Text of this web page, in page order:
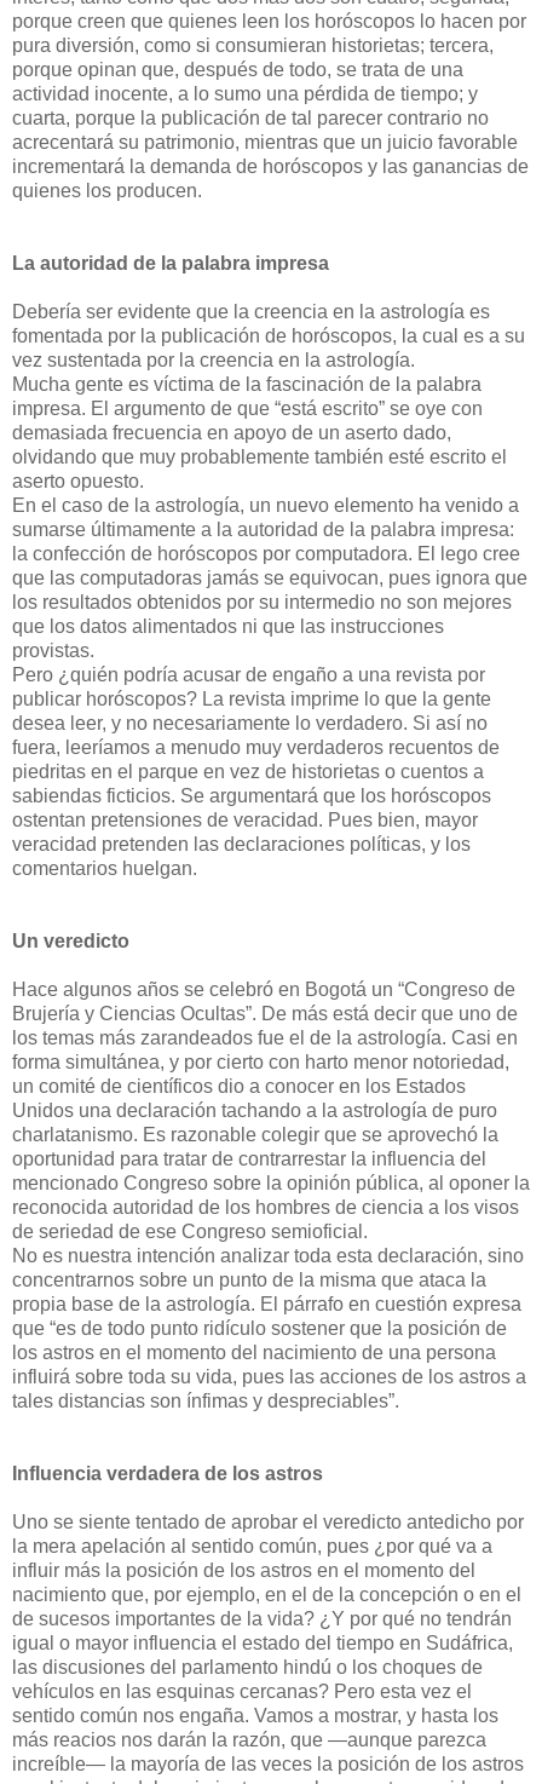
porque creen que quienes leen los horóscopos lo hacen por
pura diversión, como si consumieran historietas; tercera,
porque opinan que, después de todo, se trata de una
actividad inocente, a lo sumo una pérdida de tiempo; y
cuarta, porque la publicación de tal parecer contrario no
acrecentará su patrimonio, mientras que un juicio favorable
incrementará la demanda de horóscopos y las ganancias de
quienes los producen.
La autoridad de la palabra impresa
Debería ser evidente que la creencia en la astrología es
fomentada por la publicación de horóscopos, la cual es a su
vez sustentada por la creencia en la astrología.
Mucha gente es víctima de la fascinación de la palabra
impresa. El argumento de que “está escrito” se oye con
demasiada frecuencia en apoyo de un aserto dado,
olvidando que muy probablemente también esté escrito el
aserto opuesto.
En el caso de la astrología, un nuevo elemento ha venido a
sumarse últimamente a la autoridad de la palabra impresa:
la confección de horóscopos por computadora. El lego cree
que las computadoras jamás se equivocan, pues ignora que
los resultados obtenidos por su intermedio no son mejores
que los datos alimentados ni que las instrucciones
provistas.
Pero ¿quién podría acusar de engaño a una revista por
publicar horóscopos? La revista imprime lo que la gente
desea leer, y no necesariamente lo verdadero. Si así no
fuera, leeríamos a menudo muy verdaderos recuentos de
piedritas en el parque en vez de historietas o cuentos a
sabiendas ficticios. Se argumentará que los horóscopos
ostentan pretensiones de veracidad. Pues bien, mayor
veracidad pretenden las declaraciones políticas, y los
comentarios huelgan.
Un veredicto
Hace algunos años se celebró en Bogotá un “Congreso de
Brujería y Ciencias Ocultas”. De más está decir que uno de
los temas más zarandeados fue el de la astrología. Casi en
forma simultánea, y por cierto con harto menor notoriedad,
un comité de científicos dio a conocer en los Estados
Unidos una declaración tachando a la astrología de puro
charlatanismo. Es razonable colegir que se aprovechó la
oportunidad para tratar de contrarrestar la influencia del
mencionado Congreso sobre la opinión pública, al oponer la
reconocida autoridad de los hombres de ciencia a los visos
de seriedad de ese Congreso semioficial.
No es nuestra intención analizar toda esta declaración, sino
concentrarnos sobre un punto de la misma que ataca la
propia base de la astrología. El párrafo en cuestión expresa
que “es de todo punto ridículo sostener que la posición de
los astros en el momento del nacimiento de una persona
influirá sobre toda su vida, pues las acciones de los astros a
tales distancias son ínfimas y despreciables”.
Influencia verdadera de los astros
Uno se siente tentado de aprobar el veredicto antedicho por
la mera apelación al sentido común, pues ¿por qué va a
influir más la posición de los astros en el momento del
nacimiento que, por ejemplo, en el de la concepción o en el
de sucesos importantes de la vida? ¿Y por qué no tendrán
igual o mayor influencia el estado del tiempo en Sudáfrica,
las discusiones del parlamento hindú o los choques de
vehículos en las esquinas cercanas? Pero esta vez el
sentido común nos engaña. Vamos a mostrar, y hasta los
más reacios nos darán la razón, que —aunque parezca
increíble— la mayoría de las veces la posición de los astros